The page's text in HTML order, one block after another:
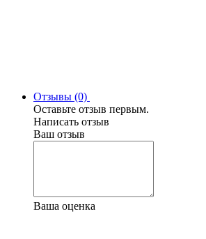
Отзывы (0)
Оставьте отзыв первым.
Написать отзыв
Ваш отзыв
Ваша оценка